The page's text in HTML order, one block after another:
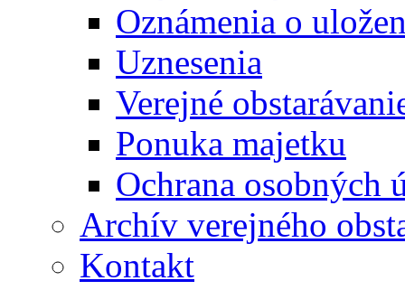
Oznámenia o
Uznesenia
Verejné
Ponuka majetku
Ochrana osobných
Archív verejného
Kontakt